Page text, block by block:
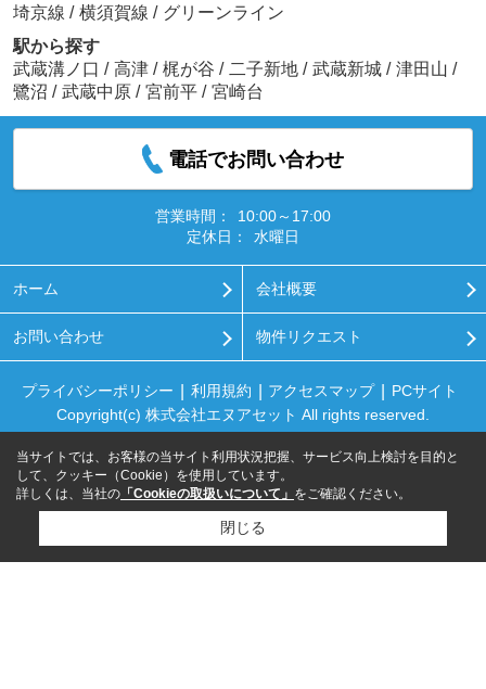
埼京線 / 横須賀線 / グリーンライン
駅から探す
武蔵溝ノ口 / 高津 / 梶が谷 / 二子新地 / 武蔵新城 / 津田山 /
鷺沼 / 武蔵中原 / 宮前平 / 宮崎台
電話でお問い合わせ
営業時間：
10:00～17:00
定休日：
水曜日
ホーム 会社概要
お問い合わせ 物件リクエスト
プライバシーポリシー 利用規約 アクセスマップ
PCサイト
Copyright(c) 株式会社エヌアセット All rights reserved.
当サイトでは、お客様の当サイト利用状況把握、サービス向上検討を目的と
して、クッキー（Cookie）を使用しています。
詳しくは、当社の 「Cookieの取扱いについて」 をご確認ください。
閉じる